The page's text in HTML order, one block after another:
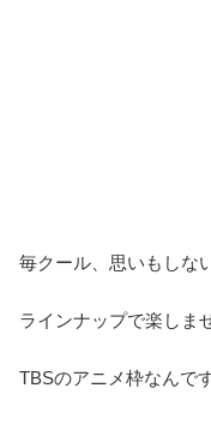
毎クール、思いもしな
ラインナップで楽しま
TBSのアニメ枠なんで